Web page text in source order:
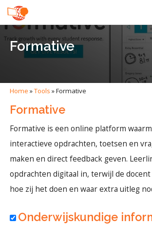
Formative
Home »Tools »Formative
Formative
Formative is een online platform
interactieve opdrachten, toetsen en
maken en direct feedback geven.
opdrachten digitaal in, terwijl de
hoe zij het doen en waar extra uitleg
Onderwijskundige